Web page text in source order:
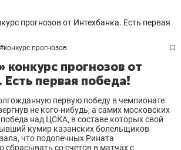
#конкурс прогнозов
конкурс прогнозов от
первая победа!
первую победу в чемпионате
не кого-нибудь, а самих московских
над ЦСКА, в составе которых свой
кумир казанских болельщиков
что подопечных Рината
сбрасывать со счетов в матчах с